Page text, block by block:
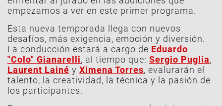
empezamos a ver en este primer programa.
Esta nueva temporada llega con nuevos
desafíos, más exigencia, emoción y diversión.
La conducción estará a cargo de Eduardo
"Colo" Gianarelli, al tiempo que: Sergio Puglia,
Laurent Lainé y Ximena Torres, evalurarán el
talento, la creatividad, la técnica y la pasión de
los participantes.